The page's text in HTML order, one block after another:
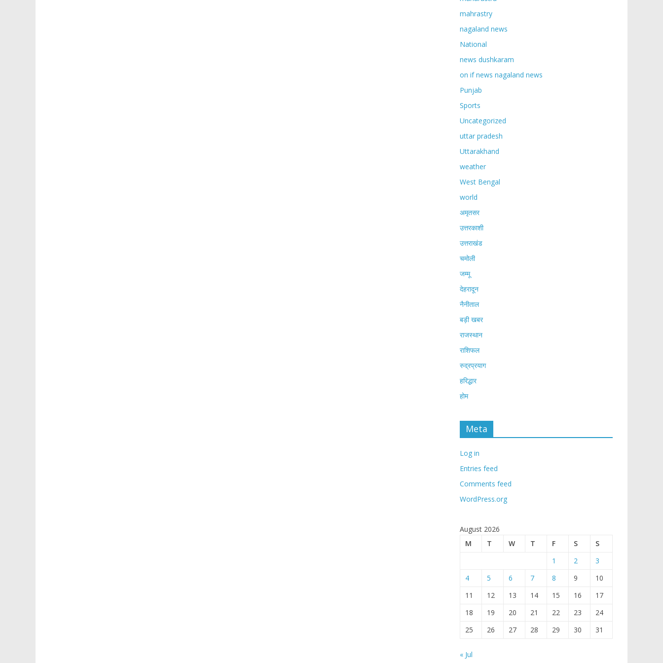
mahrastry
nagaland news
National
news dushkaram
on if news nagaland news
Punjab
Sports
Uncategorized
uttar pradesh
Uttarakhand
weather
West Bengal
world
अमृतसर
उत्तरकाशी
उत्तराखंड
चमोली
जम्मू
देहरादून
नैनीताल
बड़ी खबर
राजस्थान
राशिफल
रुद्रप्रयाग
हरिद्धार
होम
Meta
Log in
Entries feed
Comments feed
WordPress.org
August 2026
M
T W T F S
S
1
2
3
4
5 6 7 8 9
10
11
12 13 14 15 16
17
18
19 20 21 22 23
24
25
26 27 28 29 30 31
« Jul